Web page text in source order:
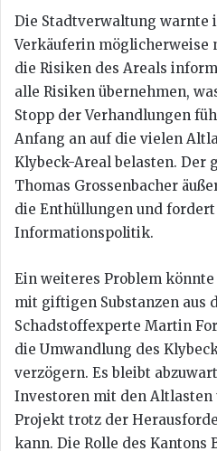
Die Stadtverwaltung warnte
Verkäuferin möglicherweise
die Risiken des Areals
alle Risiken übernehmen,
Stopp der Verhandlungen
Anfang an auf die vielen
Klybeck-Areal belasten. Der
Thomas Grossenbacher
die Enthüllungen und
Informationspolitik.
Ein weiteres Problem
mit giftigen Substanzen aus
Schadstoffexperte Martin
die Umwandlung des
verzögern. Es bleibt
Investoren mit den Altlasten
Projekt trotz der
kann. Die Rolle des Kantons